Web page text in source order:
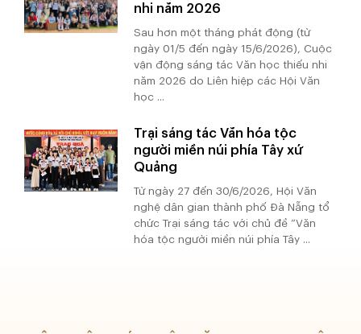
nhi năm 2026
Sau hơn một tháng phát động (từ
ngày 01/5 đến ngày 15/6/2026), Cuộc
vận động sáng tác Văn học thiếu nhi
năm 2026 do Liên hiệp các Hội Văn
học ...
Trại sáng tác Văn hóa tộc
người miền núi phía Tây xứ
Quảng
Từ ngày 27 đến 30/6/2026, Hội Văn
nghệ dân gian thành phố Đà Nẵng tổ
chức Trại sáng tác với chủ đề “Văn
hóa tộc người miền núi phía Tây ...